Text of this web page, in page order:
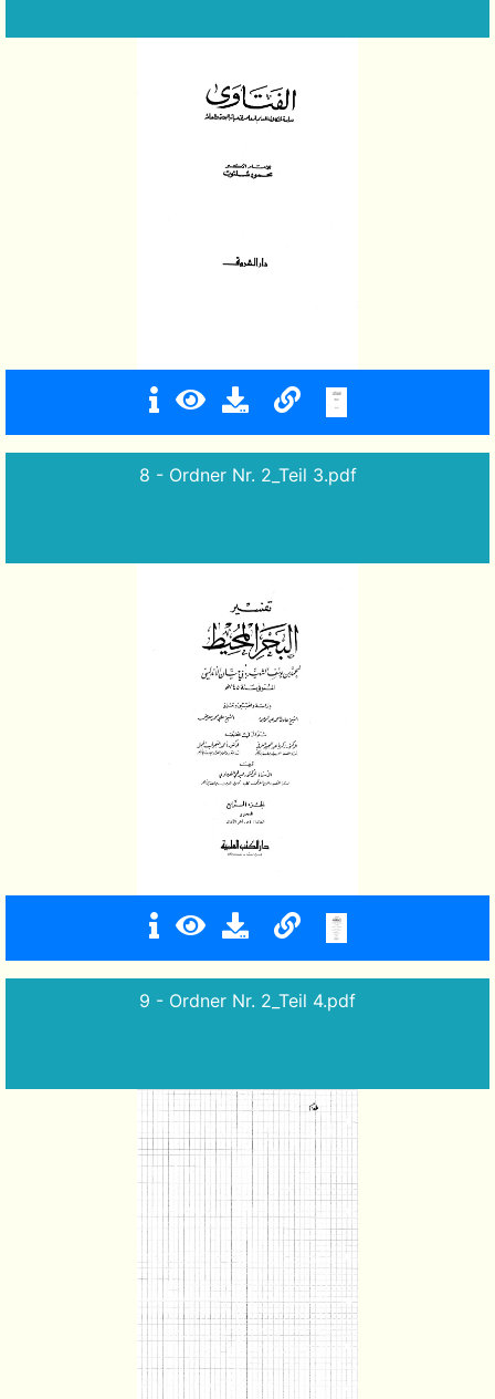
8 - Ordner Nr. 2_Teil 3.pdf
9 - Ordner Nr. 2_Teil 4.pdf